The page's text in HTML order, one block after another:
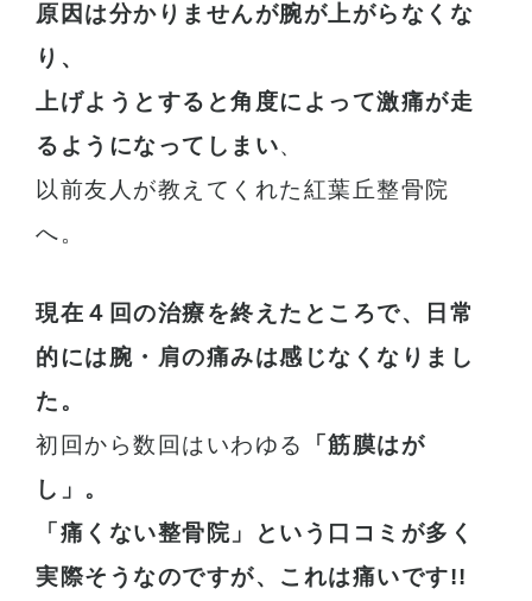
原因は分かりませんが腕が上がらなくな
り、
上げようとすると角度によって激痛が走
るようになってしまい、
以前友人が教えてくれた紅葉丘整骨院
へ。
現在４回の治療を終えたところで、日常
的には腕・肩の痛みは感じなくなりまし
た。
初回から数回はいわゆる
「筋膜はが
し」。
「痛くない整骨院」という口コミが多く
実際そうなのですが、これは痛いです!!